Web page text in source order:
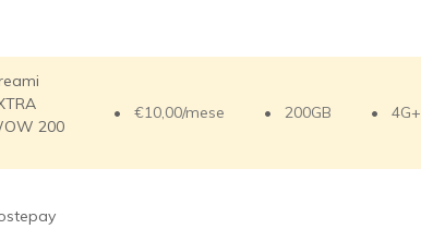
200
€10,00/mese 200GB 4G+